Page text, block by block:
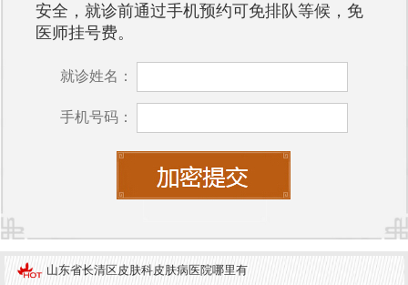
外，医院注重与患者的沟通，做到个性化治疗，让
患者在轻松的氛围中接受治疗。
济南中研皮肤病医院
医院提供线上咨询及预约挂号服务，患者可以通过
官方网站或官网轻松预约，避免就诊时的排队情
况。同时，医院设有专门的接待团队，帮助患者顺
利完成就诊流程，从入院、检查到治疗，提供全方
在线客服咨询相关信息，了解就诊所需的准备事
项。
安全，就诊前通过手机预约可免排队等候，免
医师挂号费。
就诊姓名：
手机号码：
山东省长清区皮肤科皮肤病医院哪里有